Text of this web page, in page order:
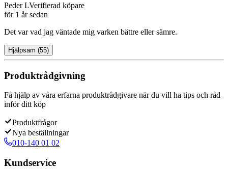
Peder LVerifierad köpare
för 1 år sedan
Det var vad jag väntade mig varken bättre eller sämre.
Hjälpsam (55)
Produktrådgivning
Få hjälp av våra erfarna produktrådgivare när du vill ha tips och råd
inför ditt köp
Produktfrågor
Nya beställningar
010-140 01 02
Kundservice